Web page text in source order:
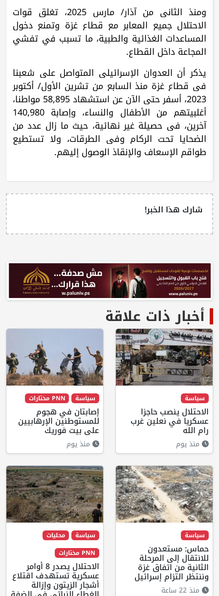
ومنذ الثاني من آذار/ مارس 2025، تغلق قوات
الاحتلال جميع المعابر مع قطاع غزة وتمنع دخول
المساعدات الغذائية والطبية، ما تسبب في تفشي
المجاعة داخل القطاع.
يذكر أن العدوان الإسرائيلي المتواصل على شعبنا
في قطاع غزة منذ السابع من تشرين الأول/ أكتوبر
2023، أسفر حتى الآن عن استشهاد 58,895 مواطنا،
أغلبيتهم من الأطفال والنساء، وإصابة 140,980
آخرين، في حصيلة غير نهائية، حيث ما زال عدد من
الضحايا تحت الركام وفي الطرقات، ولا تستطيع
طواقم الإسعاف والإنقاذ الوصول إليهم.
شارك هذا الخبر!
أخبار ذات علاقة
سياسة
الاحتلال ينصب حاجزا
عسكريا في نعلين غرب
رام الله
منذ يوم
سياسة PNN مختارات
إصابتان في هجوم
للمستوطنين الإرهابيين
على بيت فوريك
منذ يوم
سياسة
حماس: مستعدون
للانتقال إلى المرحلة
الثانية من اتفاق غزة
وننتظر التزام إسرائيل
منذ 22 ساعة
سياسة
محليات
PNN مختارات
الاحتلال يصدر 8 أوامر
عسكرية تستهدف اقتلاع
أشجار الزيتون وإزالة